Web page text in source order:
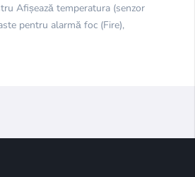
Afișează temperatura (senzor
pentru alarmă foc (Fire),